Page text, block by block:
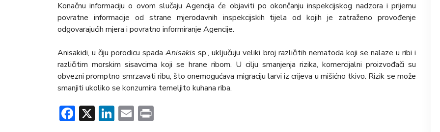
Konačnu informaciju o ovom slučaju Agencija će objaviti po okončanju inspekcijskog nadzora i prijemu
povratne informacije od strane mjerodavnih inspekcijskih tijela od kojih je zatraženo provođenje
odgovarajućih mjera i povratno informiranje Agencije.
Anisakidi, u čiju porodicu spadaAnisakissp., uključuju veliki broj različitih nematoda koji se nalaze u ribi i
različitim morskim sisavcima koji se hrane ribom. U cilju smanjenja rizika, komercijalni proizvođači su
obvezni promptno smrzavati ribu, što onemogućava migraciju larvi iz crijeva u mišićno tkivo. Rizik se može
smanjiti ukoliko se konzumira temeljito kuhana riba.
Facebook
X LinkedIn
Email